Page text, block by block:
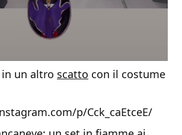
un altro scatto con il costume
p/Cck_caEtceE/